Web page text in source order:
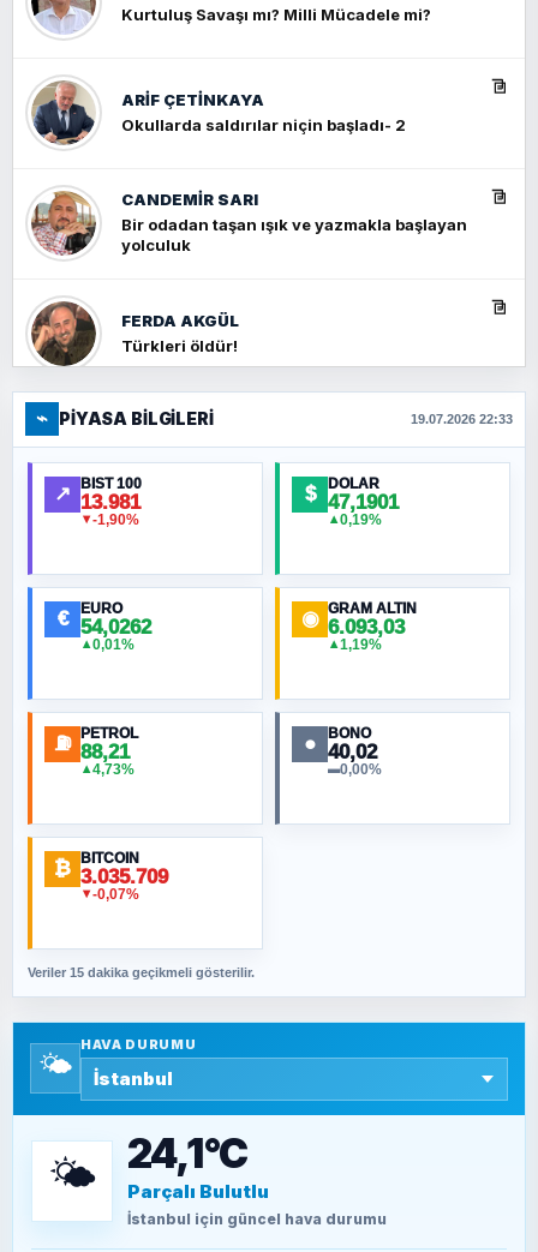
Kurtuluş Savaşı mı? Milli Mücadele mi?
ARIF ÇETİNKAYA
Okullarda saldırılar niçin başladı- 2
CANDEMIR SARI
Bir odadan taşan ışık ve yazmakla başlayan
yolculuk
FERDA AKGÜL
Türkleri öldür!
FERHAT BÜYÜKKALKAN
Ankara Zirvesi: NATO Toplantısı mı, Yeni
Ortadoğu Haritasının Provası mı?
MURAT ÖZKAN
NURETTIN BÖLÜK
ORHAN KILIÇOĞLU
Fahişeye beyinli bir müstevli alçağına
SAVAŞ ŞAHİN
SEYFULLAH ÇİÇEK
TEOMAN ALPASLAN
Kütahya-Eskişehir Muharebeleri (10-24
⌁ PIYASA BILGILERI 19.07.2026 22:33
↗ BIST 100
13.981
▼-1,90%
$ DOLAR
47,1901
▲0,19%
€ EURO
54,0262
▲0,01%
◉ GRAM ALTIN
6.093,03
▲1,19%
⛽ PETROL
88,21
▲4,73%
● BONO
40,02
▬0,00%
₿ BITCOIN
3.035.709
▼-0,07%
Veriler 15 dakika geçikmeli gösterilir.
🌤️
HAVA DURUMU
🌤️ 24,1°C
Parçalı Bulutlu
İstanbul için güncel hava durumu